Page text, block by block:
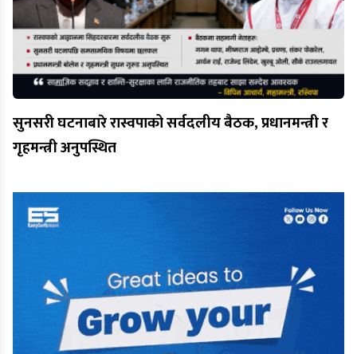
सुनसरी घटनाबारे रास्वपाको सर्वदलीय बैठक, प्रधानमन्त्री र
गृहमन्त्री अनुपस्थित